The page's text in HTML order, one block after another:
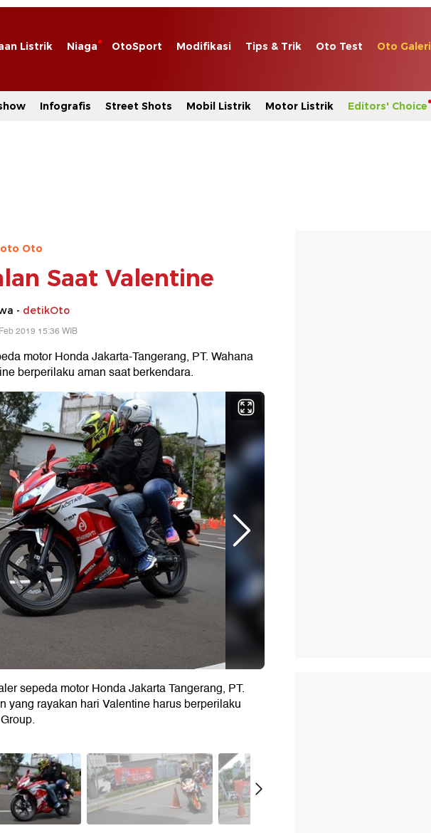
Listrik Niaga OtoSport Modifikasi Tips & Trik Oto Test Oto Galeri
Infografis Street Shots Mobil Listrik Motor Listrik Editors' Choice
Oto
Saat Valentine
- detikOto
2019 15:36 WIB
motor Honda Jakarta-Tangerang, PT. Wahana
berperilaku aman saat berkendara.
sepeda motor Honda Jakarta Tangerang, PT.
rayakan hari Valentine harus berperilaku